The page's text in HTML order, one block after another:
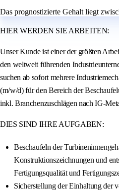
Das prognostizierte Gehalt liegt
HIER WERDEN SIE ARBEITEN:
Unser Kunde ist einer der größten
den weltweit führenden
suchen ab sofort mehrere
(m/w/d) für den Bereich der
inkl. Branchenzuschlägen nach IG-
DIES SIND IHRE AUFGABEN:
Beschaufeln der
Konstruktionszeichnungen und
Fertigungsqualität und
Sicherstellung der Einhaltung der